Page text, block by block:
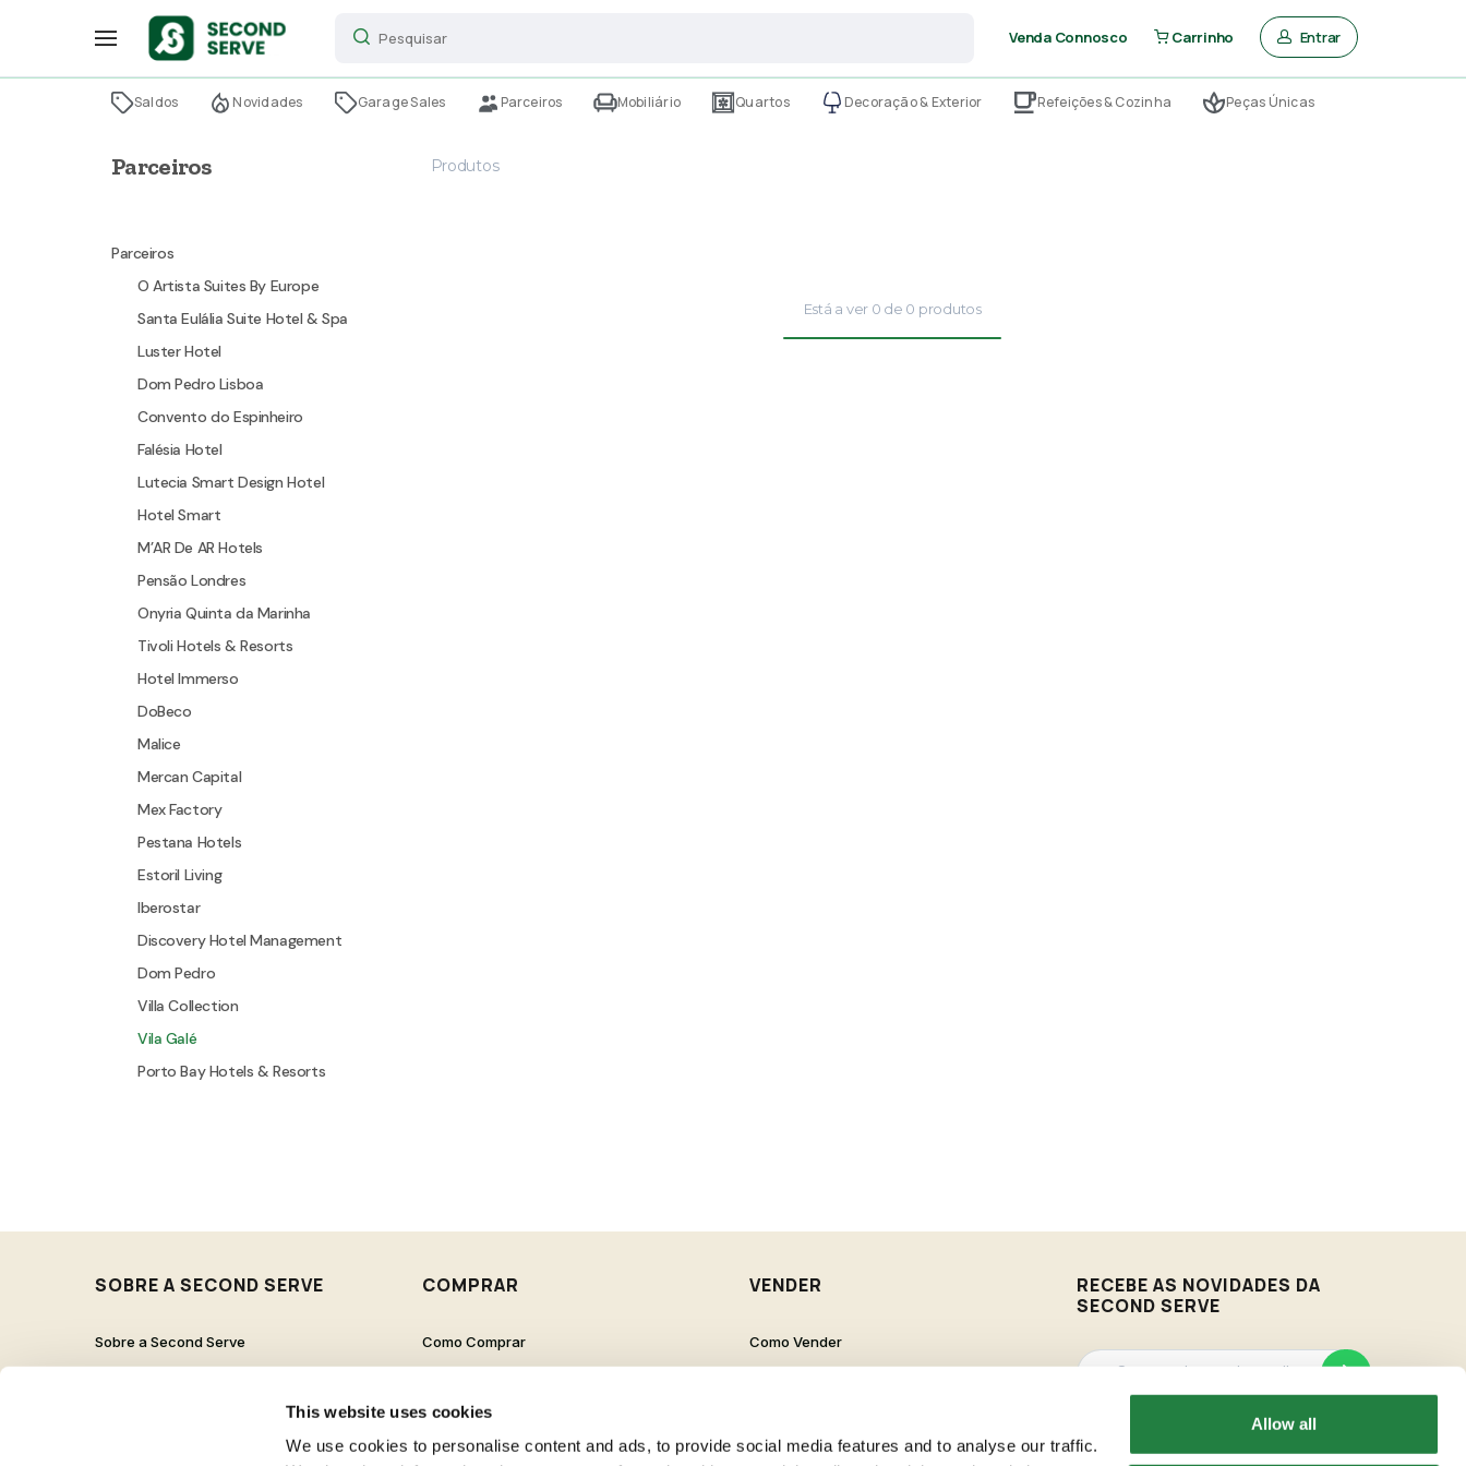
This website uses cookies
We use cookies to personalise content and ads, to provide social media features and to analyse our traffic.
Allow all
Venda Connosco Carrinho Entrar
Saldos Novidades Garage Sales Parceiros Mobiliário Quartos Decoração & Exterior Refeições & Cozinha Peças Únicas
Parceiros Produtos
Parceiros
O Artista Suites By Europe
Santa Eulália Suite Hotel & Spa
Luster Hotel
Dom Pedro Lisboa
Convento do Espinheiro
Falésia Hotel
Lutecia Smart Design Hotel
Hotel Smart
M’AR De AR Hotels
Pensão Londres
Onyria Quinta da Marinha
Tivoli Hotels & Resorts
Hotel Immerso
DoBeco
Malice
Mercan Capital
Mex Factory
Pestana Hotels
Estoril Living
Iberostar
Discovery Hotel Management
Dom Pedro
Villa Collection
Vila Galé
Porto Bay Hotels & Resorts
Está a ver 0 de 0 produtos
SOBRE A SECOND SERVE
Sobre a Second Serve
COMPRAR
Como Comprar
Perguntas Frequentes
VENDER
Como Vender
RECEBE AS NOVIDADES DA
SECOND SERVE
Vamos enviar-te as novidades de acordo com os